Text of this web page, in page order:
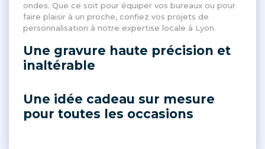
ondes. Que ce soit pour équiper vos bureaux ou pour
faire plaisir à un proche, confiez vos projets de
personnalisation à notre expertise locale à Lyon.
Une gravure haute précision et
inaltérable
Une idée cadeau sur mesure
pour toutes les occasions